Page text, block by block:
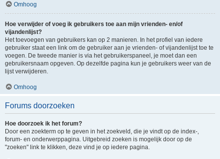
Omhoog
Hoe verwijder of voeg ik gebruikers toe aan mijn vrienden- en/of
vijandenlijst?
Het toevoegen van gebruikers kan op 2 manieren. In het profiel van iedere
gebruiker staat een link om de gebruiker aan je vrienden- of vijandenlijst toe te
voegen. De tweede manier is via het gebruikerspaneel, je moet dan een
gebruikersnaam opgeven. Op dezelfde pagina kun je gebruikers weer van de
lijst verwijderen.
Omhoog
Forums doorzoeken
Hoe doorzoek ik het forum?
Door een zoekterm op te geven in het zoekveld, die je vindt op de index-,
forum- en onderwerppagina. Uitgebreid zoeken is mogelijk door op de
"zoeken" link te klikken, deze vind je op iedere pagina.